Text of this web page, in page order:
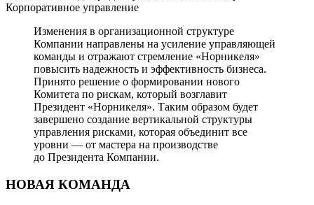
Корпоративное управление
Изменения в организационной структуре
Компании направлены на усиление управляющей
команды и отражают стремление «Норникеля»
повысить надежность и эффективность бизнеса.
Принято решение о формировании нового
Комитета по рискам, который возглавит
Президент «Норникеля». Таким образом будет
завершено создание вертикальной структуры
управления рисками, которая объединит все
уровни — от мастера на производстве
до Президента Компании.
НОВАЯ КОМАНДА